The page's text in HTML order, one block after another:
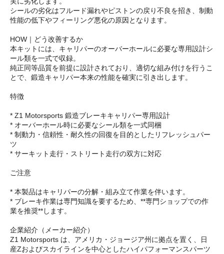
シールの劣化はフルード漏れやピストンの戻り不良を招き、制動
性能の低下やフィーリング悪化の原因となります。
HOW｜どう改善するか
本キットには、キャリパーのオーバーホールに必要な専用設計シ
ール類を一式で収録。
純正同等品質を前提に設計されており、適切な組み付けを行うこ
とで、鍛造キャリパー本来の性能を確実に引き出します。
特徴
* Z1 Motorsports 鍛造ブレーキキャリパー専用設計
* オーバーホール時に必要なシール類を一式同梱
* 制動力・信頼性・耐久性の回復を目的としたリフレッシュパー
ツ
* サーキット走行・ストリート走行の双方に対応
ご注意
* 本製品はキャリパーの分解・組み立て作業を伴います。
* ブレーキ作業は専門知識を要するため、**専門ショップでの作
業を推奨**します。
企業紹介（メーカー紹介）
Z1 Motorsports は、アメリカ・ジョージア州に拠点を置く、日
産Zおよびスカイラインを中心としたハイパフォーマンスパーツ